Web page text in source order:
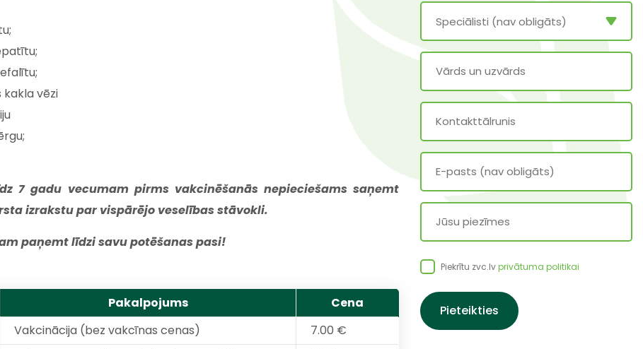
kakla vēzi
7 gadu vecumam pirms vakcinēšanās nepieciešams saņemt
izrakstu par vispārējo veselības stāvokli.
paņemt līdzi savu potēšanas pasi!
Pakalpojums
Cena
Vakcinācija (bez vakcīnas cenas)
7.00 €
Speciālisti (nav obligāts)
Piekrītu zvc.lvprivātuma politikai